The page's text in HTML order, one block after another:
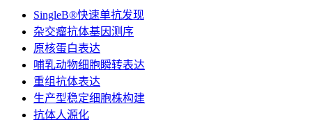
SingleB®快速单抗发现
杂交瘤抗体基因测序
原核蛋白表达
哺乳动物细胞瞬转表达
重组抗体表达
生产型稳定细胞株构建
抗体人源化